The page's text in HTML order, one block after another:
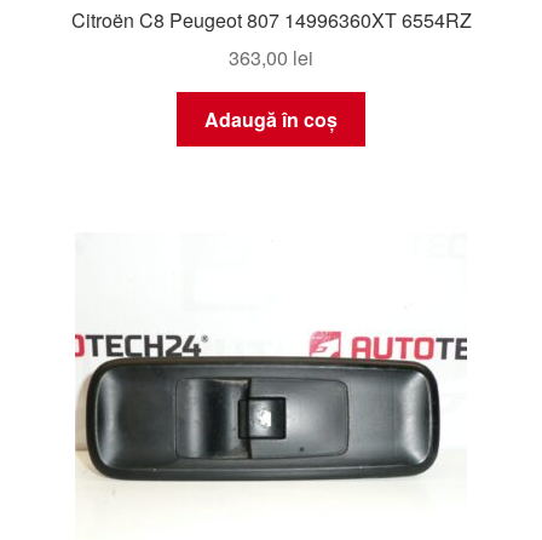
Citroën C8 Peugeot 807 14996360XT 6554RZ
363,00 lei
Adaugă în coș